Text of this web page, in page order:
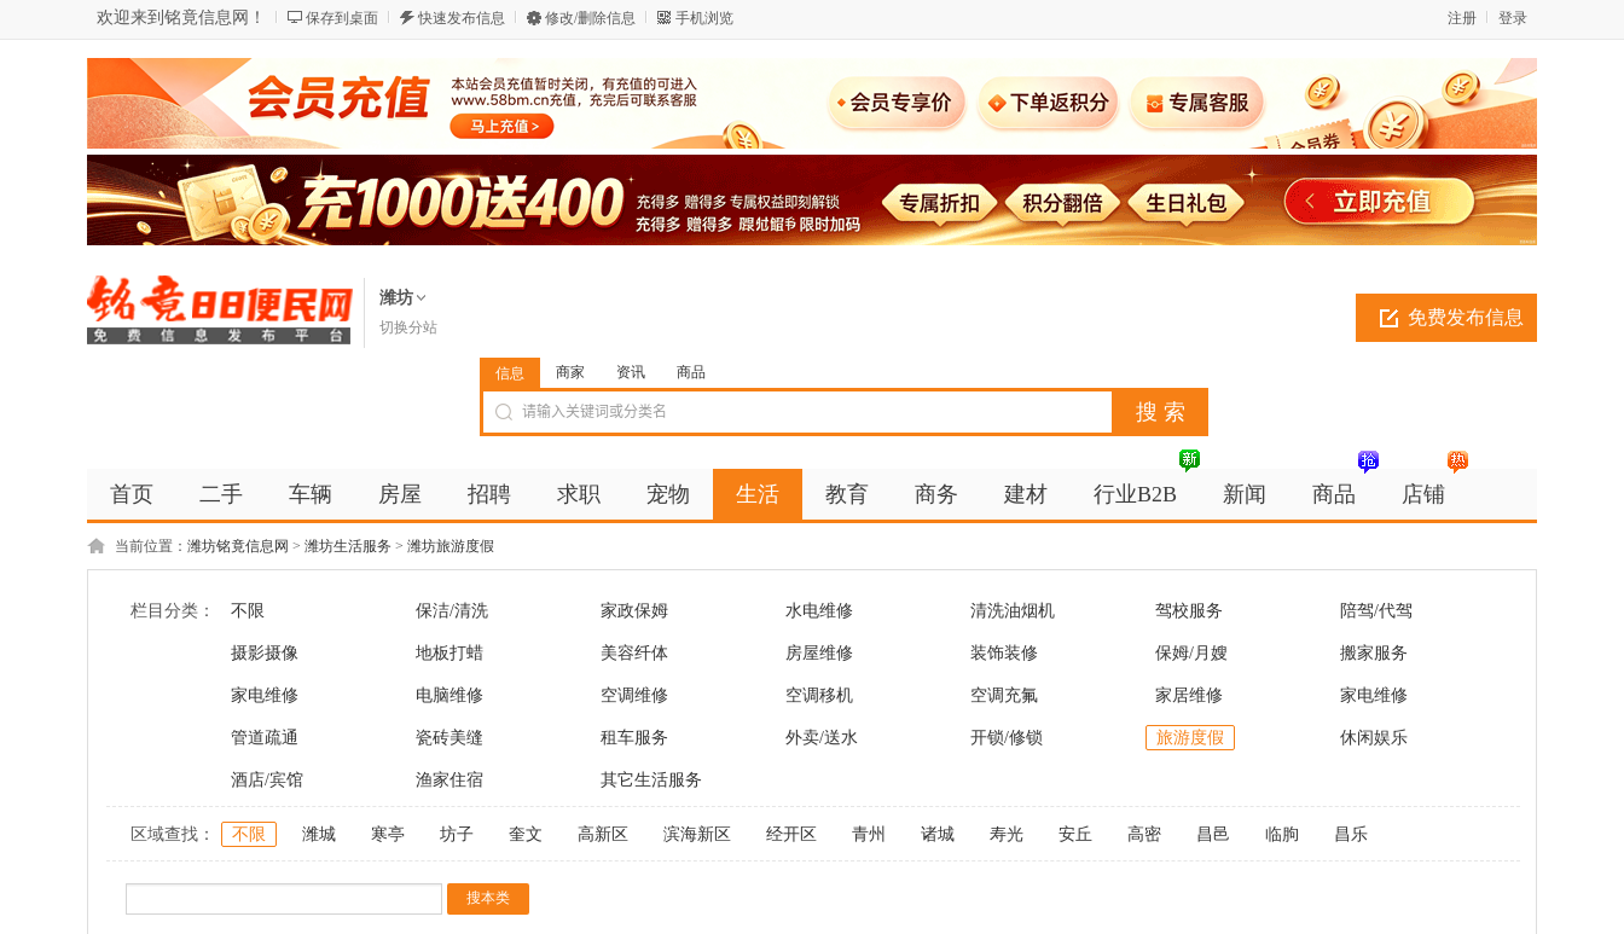
欢迎来到铭竟信息网！ 保存到桌面 快速发布信息 修改/删除信息 手机浏览 登录
注册
潍坊
切换分站 免费发布信息
信息 商家 资讯 商品
首页 二手 车辆 房屋 招聘 求职 宠物 生活 教育 商务 建材 行业B2B 新闻 商品 店铺
当前位置： 潍坊铭竟信息网 > 潍坊生活服务 > 潍坊旅游度假
栏目分类： 不限 保洁/清洗 家政保姆 水电维修 清洗油烟机 驾校服务 陪驾/代驾
摄影摄像 地板打蜡 美容纤体 房屋维修 装饰装修 保姆/月嫂 搬家服务
家电维修 电脑维修 空调维修 空调移机 空调充氟 家居维修 家电维修
管道疏通 瓷砖美缝 租车服务 外卖/送水 开锁/修锁 旅游度假 休闲娱乐
酒店/宾馆 渔家住宿 其它生活服务
区域查找： 不限 潍城 寒亭 坊子 奎文 高新区 滨海新区 经开区 青州 诸城 寿光 安丘 高密 昌邑 临朐 昌乐